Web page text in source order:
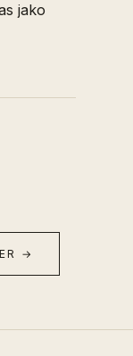
jako
→